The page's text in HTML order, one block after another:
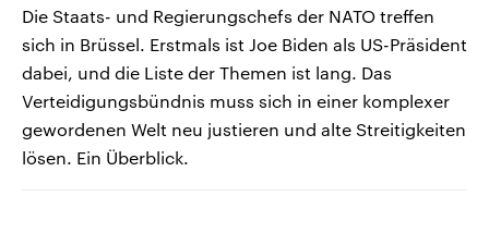
Die Staats- und Regierungschefs der NATO treffen
sich in Brüssel. Erstmals ist Joe Biden als US-Präsident
dabei, und die Liste der Themen ist lang. Das
Verteidigungsbündnis muss sich in einer komplexer
gewordenen Welt neu justieren und alte Streitigkeiten
lösen. Ein Überblick.